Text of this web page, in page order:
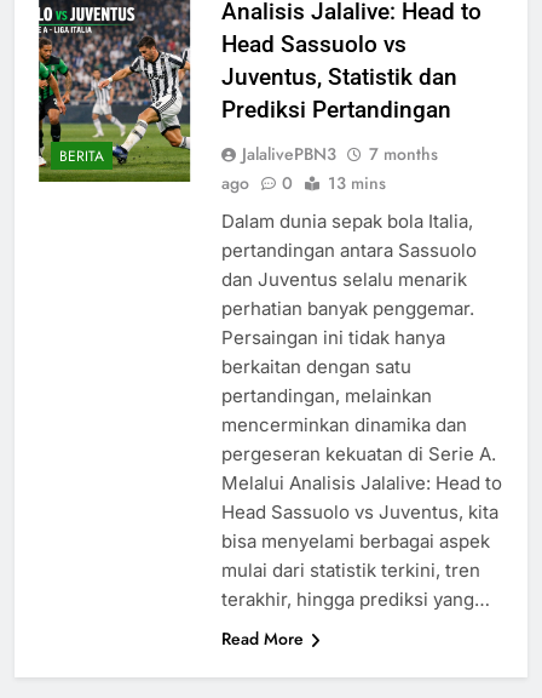
BERITA
Analisis Jalalive: Head to
Head Sassuolo vs
Juventus, Statistik dan
Prediksi Pertandingan
JalalivePBN3
7 months
ago
0 13 mins
Dalam dunia sepak bola Italia,
pertandingan antara Sassuolo
dan Juventus selalu menarik
perhatian banyak penggemar.
Persaingan ini tidak hanya
berkaitan dengan satu
pertandingan, melainkan
mencerminkan dinamika dan
pergeseran kekuatan di Serie A.
Melalui Analisis Jalalive: Head to
Head Sassuolo vs Juventus, kita
bisa menyelami berbagai aspek
mulai dari statistik terkini, tren
terakhir, hingga prediksi yang…
Read More